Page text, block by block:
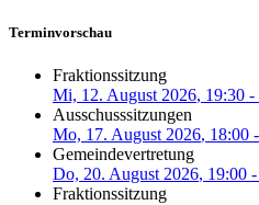
Terminvorschau
Fraktionssitzung
Mi, 12. August 2026, 19:30 -
Ausschusssitzungen
Mo, 17. August 2026, 18:00 -
Gemeindevertretung
Do, 20. August 2026, 19:00 -
Fraktionssitzung